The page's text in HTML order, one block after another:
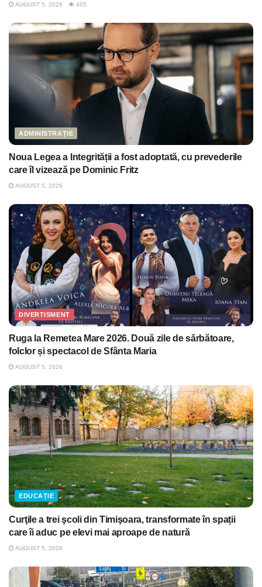
AUGUST 5, 2026 405
ADMINISTRAȚIE
Noua Legea a Integrității a fost adoptată, cu prevederile
care îl vizează pe Dominic Fritz
AUGUST 5, 2026
DIVERTISMENT
Ruga la Remetea Mare 2026. Două zile de sărbătoare,
folclor și spectacol de Sfânta Maria
AUGUST 5, 2026
EDUCAȚIE
Curţile a trei şcoli din Timişoara, transformate în spații
care îi aduc pe elevi mai aproape de natură
AUGUST 5, 2026